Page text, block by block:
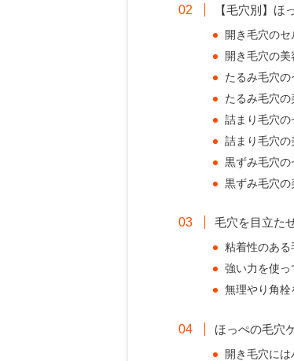
【毛穴別】ほ
開き毛穴のセ
開き毛穴の美
たるみ毛穴の
たるみ毛穴の
詰まり毛穴の
詰まり毛穴の
黒ずみ毛穴の
黒ずみ毛穴の
毛穴を目立た
粘着性のある
強い力を使っ
無理やり角栓
ほっぺの毛穴
開き毛穴に